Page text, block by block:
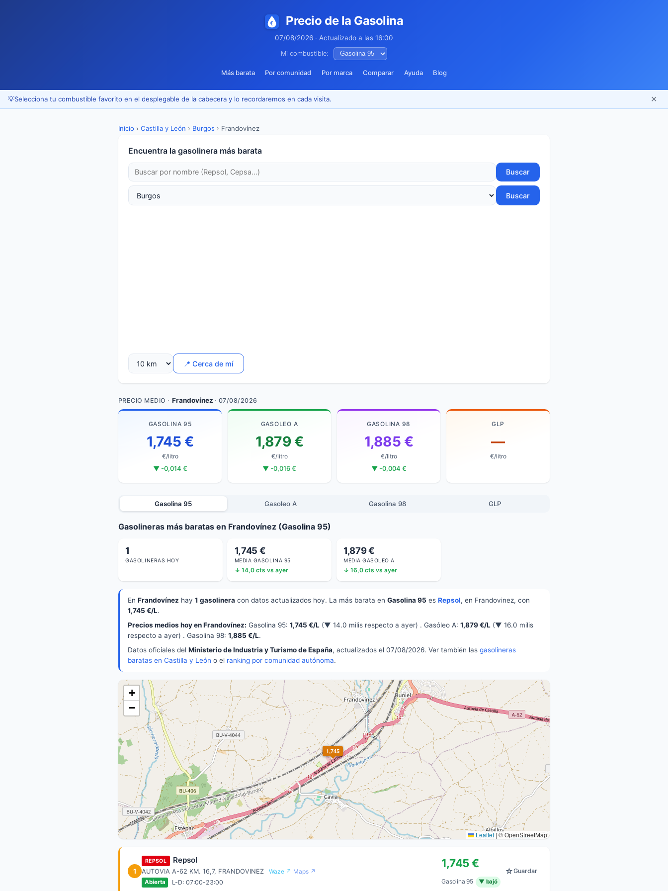
Precio de la Gasolina
07/08/2026 · Actualizado a las 16:00
Mi combustible:
Más barata Por comunidad Por marca Comparar Ayuda Blog
💡Selecciona tu combustible favorito en el desplegable de la cabecera y lo recordaremos en cada visita. ✕
Inicio › Castilla y León › Burgos › Frandovínez
Encuentra la gasolinera más barata
Buscar
Buscar
📍 Cerca de mí
PRECIO MEDIO · Frandovínez · 07/08/2026
GASOLINA 95
1,745 €
€/litro
▼ -0,014 €
GASOLEO A
1,879 €
€/litro
▼ -0,016 €
GASOLINA 98
1,885 €
€/litro
▼ -0,004 €
GLP
—
€/litro
Gasolina 95 Gasoleo A Gasolina 98 GLP
Gasolineras más baratas en Frandovínez (Gasolina 95)
1
GASOLINERAS HOY
1,745 €
MEDIA GASOLINA 95
↓ 14,0 cts vs ayer
1,879 €
MEDIA GASOLEO A
↓ 16,0 cts vs ayer
En Frandovínez hay 1 gasolinera con datos actualizados hoy. La más barata en Gasolina 95 es Repsol, en Frandovinez, con
1,745 €/L.
Precios medios hoy en Frandovínez: Gasolina 95: 1,745 €/L (▼ 14.0 milis respecto a ayer) . Gasóleo A: 1,879 €/L (▼ 16.0 milis
respecto a ayer) . Gasolina 98: 1,885 €/L.
Datos oficiales del Ministerio de Industria y Turismo de España, actualizados el 07/08/2026. Ver también las gasolineras
baratas en Castilla y León o el ranking por comunidad autónoma.
1,745
+
−
Leaflet|© OpenStreetMap
1
REPSOL Repsol
AUTOVIA A-62 KM. 16,7, FRANDOVINEZ Waze ↗ Maps ↗
Abierta L-D: 07:00-23:00
1,745 €
Gasolina 95 ▼ bajó
☆Guardar